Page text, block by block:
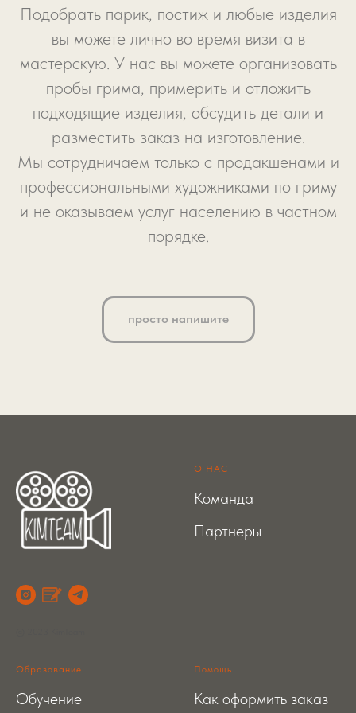
Подобрать парик, постиж и любые изделия
вы можете лично во время визита в
мастерскую. У нас вы можете организовать
пробы грима, примерить и отложить
подходящие изделия, обсудить детали и
разместить заказ на изготовление.
Мы сотрудничаем только с продакшенами и
профессиональными художниками по гриму
и не оказываем услуг населению в частном
порядке.
просто напишите
О НАС
Команда
Партнеры
Образование
Обучение
Помощь
Как оформить заказ